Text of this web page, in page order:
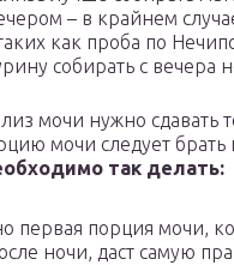
– в крайнем
как проба по
собирать с вечера
мочи нужно сдавать
мочи следует
так делать:
первая порция мочи,
ночи, даст самую